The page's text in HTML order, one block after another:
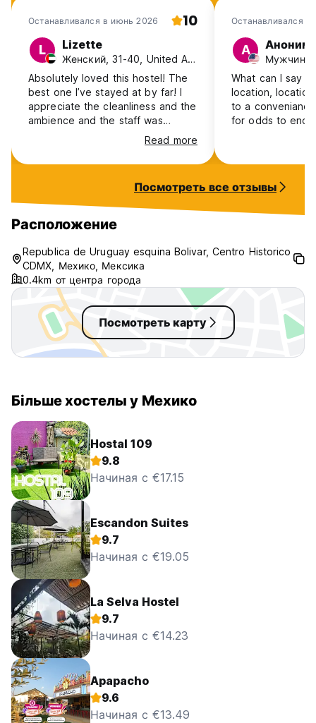
Останавливался в июнь 2026 10
L Lizette
Женский, 31-40, United Arab Emirates
Absolutely loved this hostel! The
best one I’ve stayed at by far! I
appreciate the cleanliness and the
ambience and the staff was
always kind and helpful! Will
definitely be back! Thank you!
Read more
Останавливался
А
Мужчина,
What can I say
location,
to a
for odds to ends
serves great
spacious and
Bathrooms
needed to take
climb to the
games.
Посмотреть все отзывы
Расположение
Republica de Uruguay esquina Bolivar, Centro Historico
CDMX, Мехико, Мексика
0.4km от центра города
Посмотреть карту
Більше хостелы у Мехико
Hostal 109
9.8
Начиная с €17.15
Escandon Suites
9.7
Начиная с €19.05
La Selva Hostel
9.7
Начиная с €14.23
Apapacho
9.6
Начиная с €13.49